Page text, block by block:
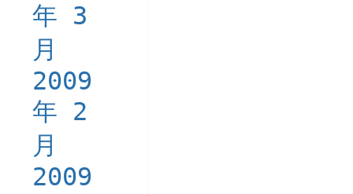
年 3
月
2009
年 2
月
2009